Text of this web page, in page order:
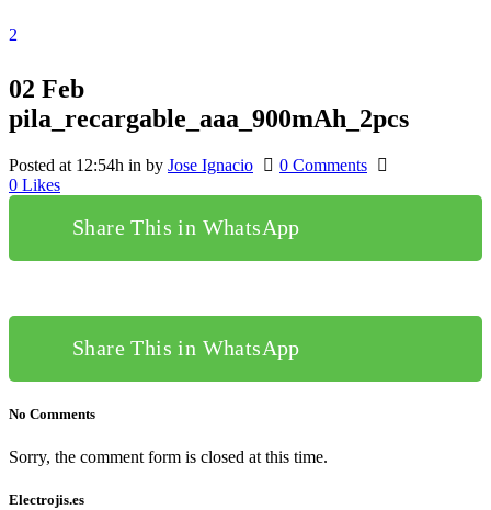
02 Feb
pila_recargable_aaa_900mAh_2pcs
Posted at 12:54h in by Jose Ignacio
0 Comments
0 Likes
Share This in WhatsApp
Share This in WhatsApp
No Comments
Sorry, the comment form is closed at this time.
Electrojis.es